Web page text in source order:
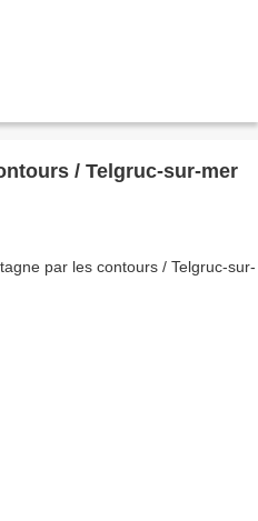
/ Telgruc-sur-mer